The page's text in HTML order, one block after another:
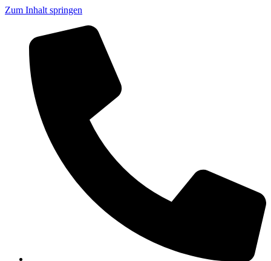
Zum Inhalt springen